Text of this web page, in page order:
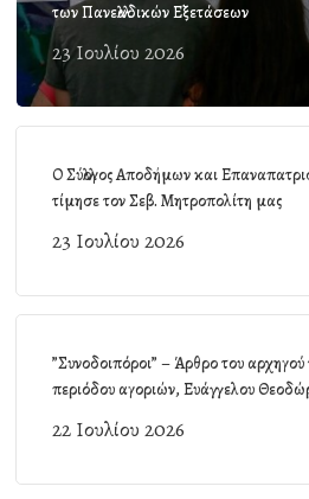
των Πανελλαδικών Εξετάσεων
23 Ιουλίου 2026
Ο Σύλλογος Αποδήμων και
τίμησε τον Σεβ. Μητροπολίτη μας
23 Ιουλίου 2026
”Συνοδοιπόροι” – Άρθρο του
περιόδου αγοριών, Ευάγγελου
22 Ιουλίου 2026